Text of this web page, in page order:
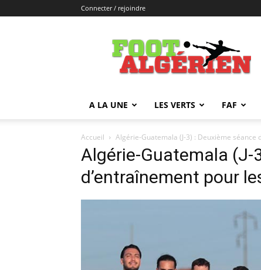
Connecter / rejoindre
FOOTALGERIEN
A LA UNE LES VERTS FAF
Accueil Algérie-Guatemala (J-3) : Deuxième séance
Algérie-Guatemala (J-
d’entraînement pour